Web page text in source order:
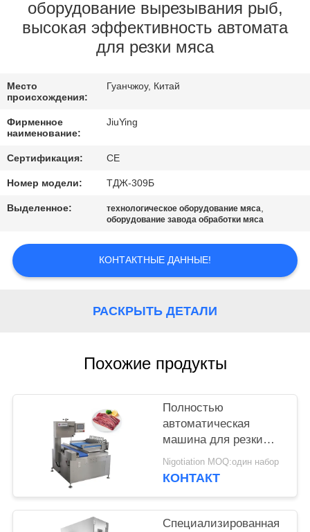
ПО
КОНТРОЛЬ
КАЧЕСТВА
СВЯЖИТЕСЬ
С
НАМИ
НОВОСТИ
ЦИТАТУ
КАРТА
САЙТА
ПОЛИТИКА
КОНФИДЕНЦИАЛЬНОСТИ
оборудование вырезывания рыб,
высокая эффективность автомата
для резки мяса
Место
происхождения:
Гуанчжоу, Китай
Фирменное
наименование:
JiuYing
Сертификация: CE
Номер модели: ТДЖ-309Б
Выделенное: технологическое оборудование мяса,
оборудование завода обработки мяса
КОНТАКТНЫЕ ДАННЫЕ!
РАСКРЫТЬ ДЕТАЛИ
Похожие продукты
Полностью
автоматическая
машина для резки
костей
Nigotiation MOQ:один набор
КОНТАКТ
Специализированная